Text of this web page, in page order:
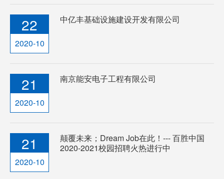
22
2020-10
中亿丰基础设施建设开发有限公司
21
2020-10
南京能安电子工程有限公司
21
2020-10
颠覆未来；Dream Job在此！--- 百胜中国
2020-2021校园招聘火热进行中